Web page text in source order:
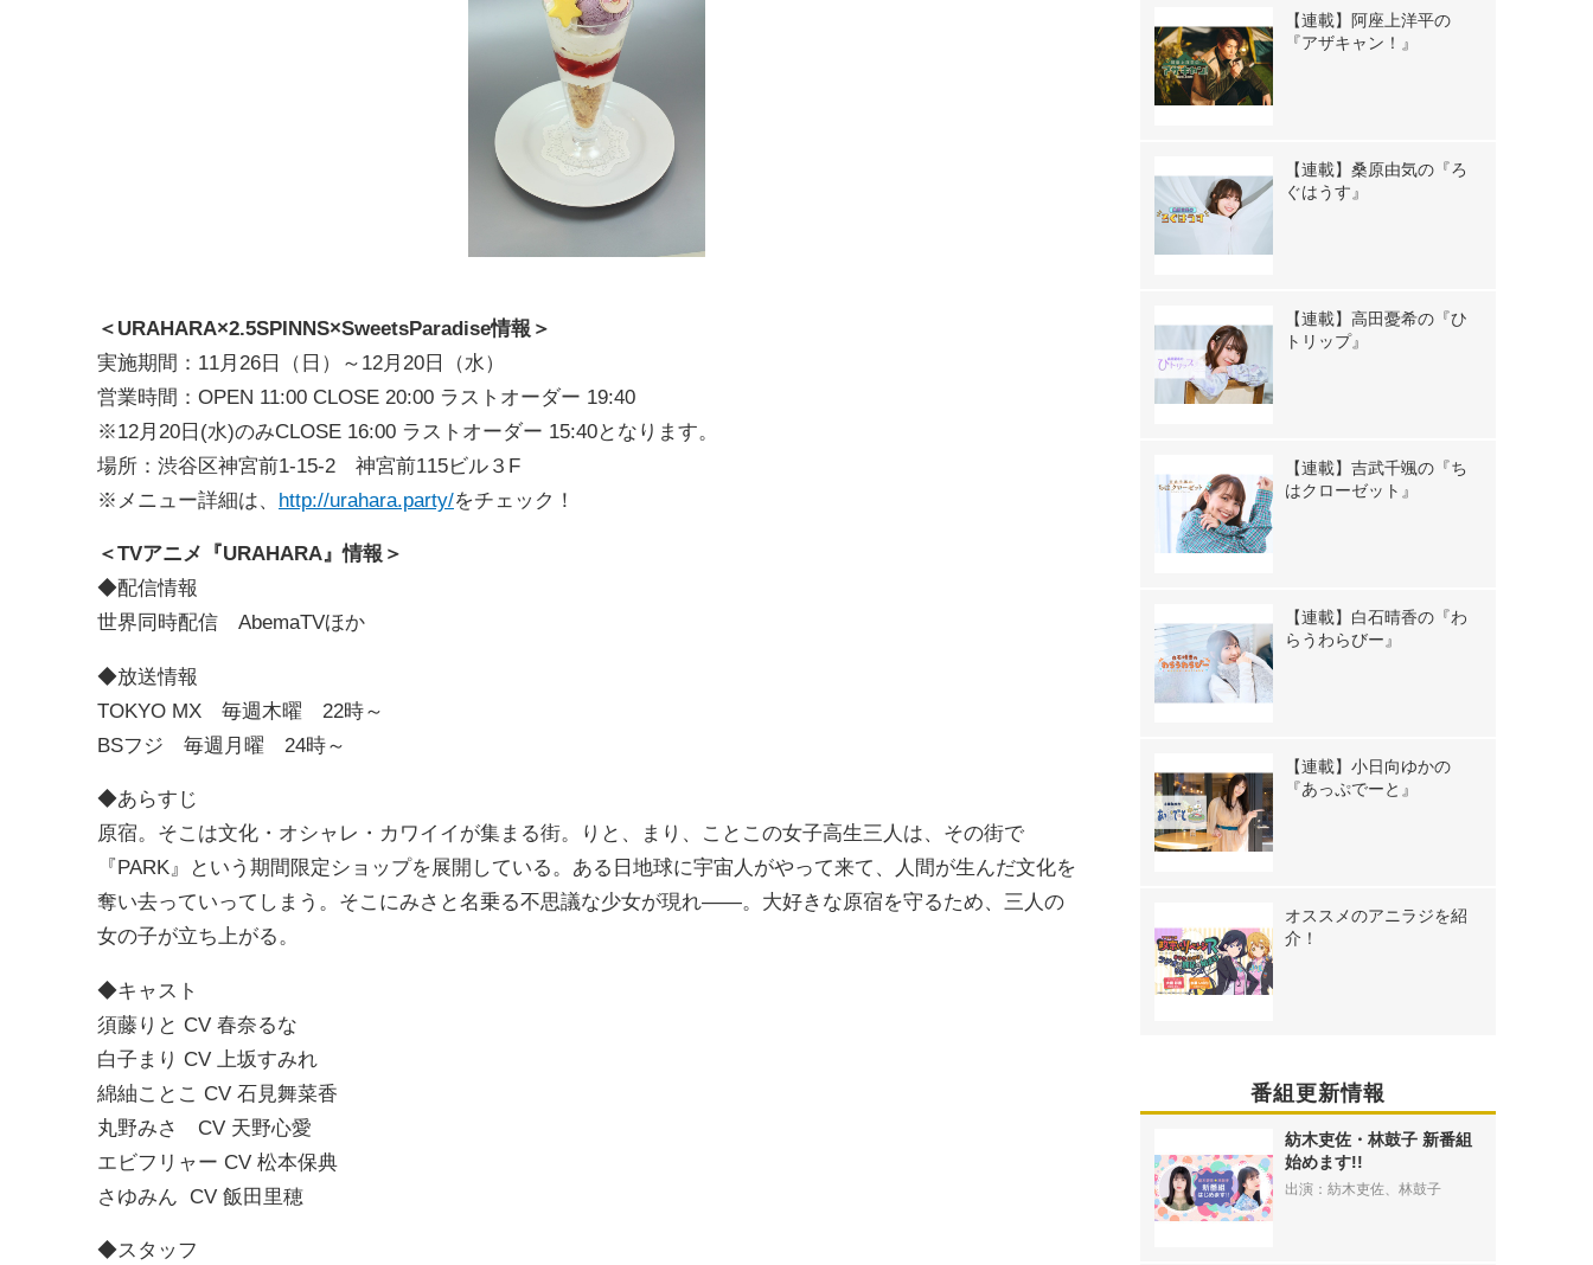
＜URAHARA×2.5SPINNS×SweetsParadise情報＞
実施期間：11月26日（日）～12月20日（水）
営業時間：OPEN 11:00 CLOSE 20:00 ラストオーダー 19:40
※12月20日(水)のみCLOSE 16:00 ラストオーダー 15:40となります。
場所：渋谷区神宮前1-15-2 神宮前115ビル３F
※メニュー詳細は、 http://urahara.party/をチェック！
＜TVアニメ『URAHARA』情報＞
◆配信情報
世界同時配信 AbemaTVほか
◆放送情報
TOKYO MX 毎週木曜 22時～
BSフジ 毎週月曜 24時～
◆あらすじ
原宿。そこは文化・オシャレ・カワイイが集まる街。りと、まり、ことこの女子高生三人は、その街で
『PARK』という期間限定ショップを展開している。ある日地球に宇宙人がやって来て、人間が生んだ文化を
奪い去っていってしまう。そこにみさと名乗る不思議な少女が現れ――。大好きな原宿を守るため、三人の
女の子が立ち上がる。
◆キャスト
須藤りと CV 春奈るな
白子まり CV 上坂すみれ
綿紬ことこ CV 石見舞菜香
丸野みさ CV 天野心愛
エビフリャー CV 松本保典
さゆみん CV 飯田里穂
◆スタッフ
【連載】阿座上洋平の
『アザキャン！』
【連載】桑原由気の『ろ
ぐはうす』
【連載】高田憂希の『ひ
トリップ』
【連載】吉武千颯の『ち
はクローゼット』
【連載】白石晴香の『わ
らうわらびー』
【連載】小日向ゆかの
『あっぷでーと』
オススメのアニラジを紹
介！
番組更新情報
紡木吏佐・林鼓子 新番組
始めます!!
出演：紡木吏佐、林鼓子